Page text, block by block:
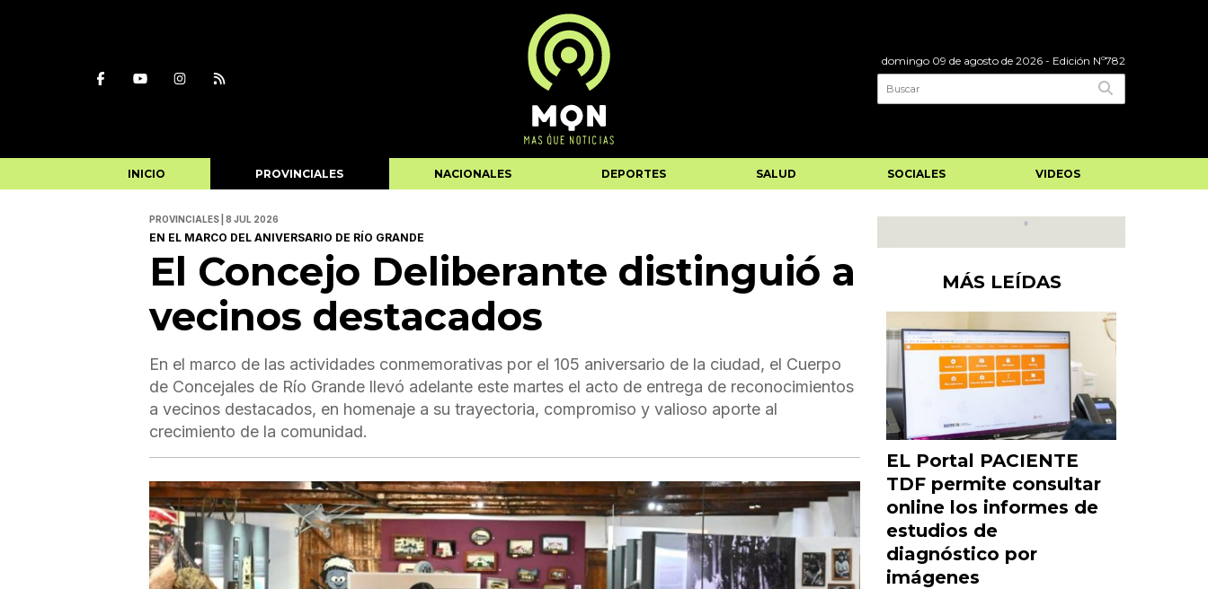
domingo 09 de agosto de 2026 - Edición Nº782
INICIO PROVINCIALES NACIONALES DEPORTES SALUD SOCIALES VIDEOS
PROVINCIALES | 8 JUL 2026
EN EL MARCO DEL ANIVERSARIO DE RÍO GRANDE
El Concejo Deliberante distinguió a
vecinos destacados
En el marco de las actividades conmemorativas por el 105 aniversario de la ciudad, el Cuerpo
de Concejales de Río Grande llevó adelante este martes el acto de entrega de reconocimientos
a vecinos destacados, en homenaje a su trayectoria, compromiso y valioso aporte al
crecimiento de la comunidad.
MÁS LEÍDAS
EL Portal PACIENTE
TDF permite consultar
online los informes de
estudios de
diagnóstico por
imágenes